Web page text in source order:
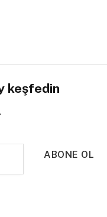
keşfedin
ABONE OL